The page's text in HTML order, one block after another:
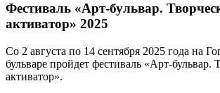
Фестиваль «Арт-бульвар.
активатор» 2025
Со 2 августа по 14 сентября 2025 года на
бульваре пройдет фестиваль «Арт-бульвар.
активатор».